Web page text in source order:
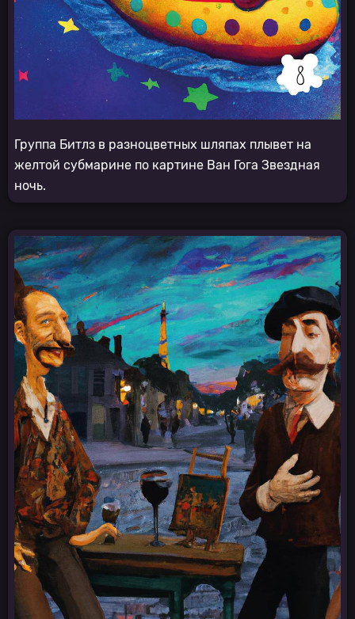
Группа Битлз в разноцветных шляпах плывет на
желтой субмарине по картине Ван Гога Звездная
ночь.